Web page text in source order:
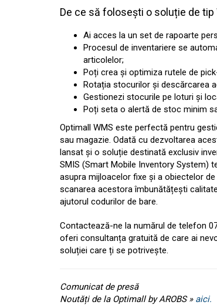
De ce să folosești o soluție de tip
Ai acces la un set de rapoarte
Procesul de inventariere se
articolelor;
Poți crea și optimiza rutele de
Rotația stocurilor și descărcarea
Gestionezi stocurile pe loturi și
Poți seta o alertă de stoc minim
Optimall WMS este perfectă pentru
sau magazie. Odată cu dezvoltarea
lansat și o soluție destinată exclusiv
SMIS (Smart Mobile Inventory System)
asupra mijloacelor fixe și a obiectelor de
scanarea acestora îmbunătățești
ajutorul codurilor de bare.
Contactează-ne la numărul de telefon
oferi consultanța gratuită de care ai
soluției care ți se potrivește.
Comunicat de presă
Noutăți de la Optimall by AROBS » aici.